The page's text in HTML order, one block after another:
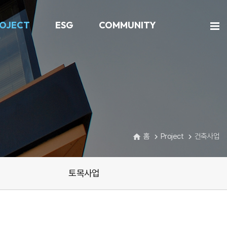
ESG COMMUNITY
home 홈 navigate_next Project navigate_next 건축사업
토목사업